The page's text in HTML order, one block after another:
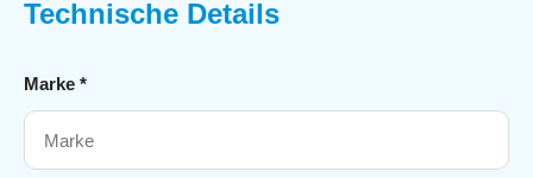
Technische Details
Marke *